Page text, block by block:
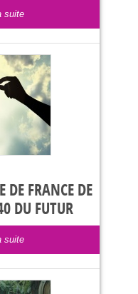
suite
DE FRANCE DE
DU FUTUR
suite